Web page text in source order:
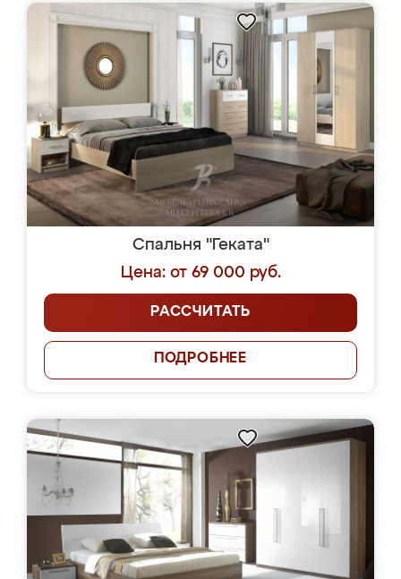
Спальня "Геката"
Цена: от 69 000 руб.
РАССЧИТАТЬ
ПОДРОБНЕЕ